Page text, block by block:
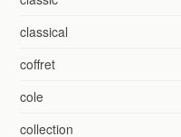
classical
coffret
cole
collection